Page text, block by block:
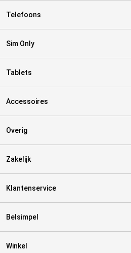
Telefoons
Sim Only
Tablets
Accessoires
Overig
Zakelijk
Klantenservice
Belsimpel
Winkel